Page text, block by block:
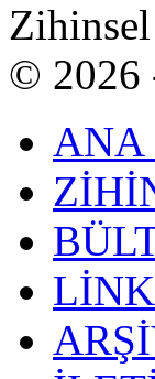
Zihinsel
© 2026
ANA